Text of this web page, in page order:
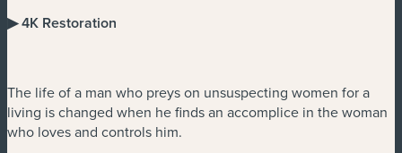
▶ 4K Restoration
The life of a man who preys on unsuspecting women for a
living is changed when he finds an accomplice in the woman
who loves and controls him.